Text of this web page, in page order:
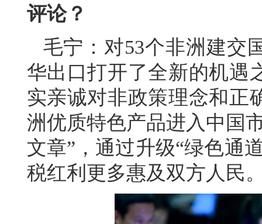
评论？
毛宁：对53个非洲建交
华出口打开了全新的机遇
实亲诚对非政策理念和正
洲优质特色产品进入中国
文章”，通过升级“绿色通
税红利更多惠及双方人民